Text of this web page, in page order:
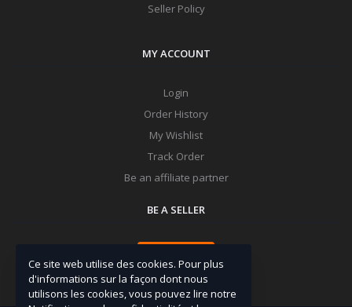
Seller Policy
MY ACCOUNT
Login
Order History
My Wishlist
Track Order
Be an affiliate partner
BE A SELLER
Ce site web utilise des cookies. Pour plus
d'informations sur la façon dont nous
utilisons les cookies, vous pouvez lire notre